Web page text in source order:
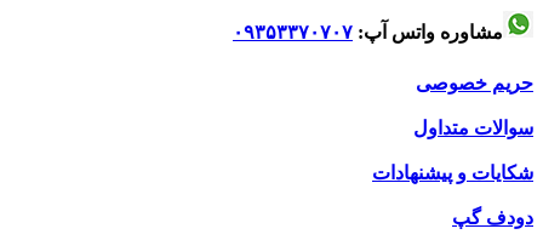
مشاوره واتس آپ: ۰۹۳۵۳۳۷۰۷۰۷
حریم خصوصی
سوالات متداول
شکایات و پیشنهادات
دودف گپ